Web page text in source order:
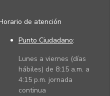
de atención
Punto Ciudadano:
Lunes a viernes (días
hábiles) de 8:15 a.m. a
4:15 p.m. jornada
continua